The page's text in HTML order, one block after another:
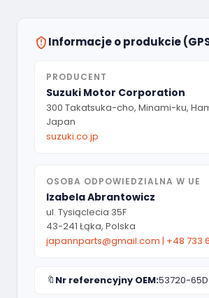
Informacje o produkcie
PRODUCENT
Suzuki Motor Corporation
300 Takatsuka-cho, Minami-ku,
Japan
suzuki.co.jp
OSOBA ODPOWIEDZIALNA W UE
Izabela Abrantowicz
ul. Tysiąclecia 35F
43-241 Łąka, Polska
japannparts@gmail.com | +48 733
🔖 Nr referencyjny OEM:53720-